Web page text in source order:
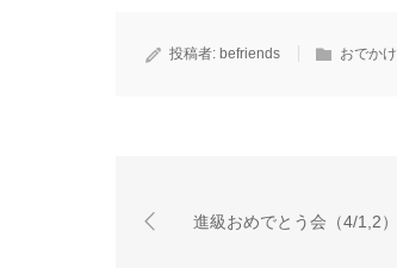
投稿者: befriends おでかけ
進級おめでとう会（4/1,2）